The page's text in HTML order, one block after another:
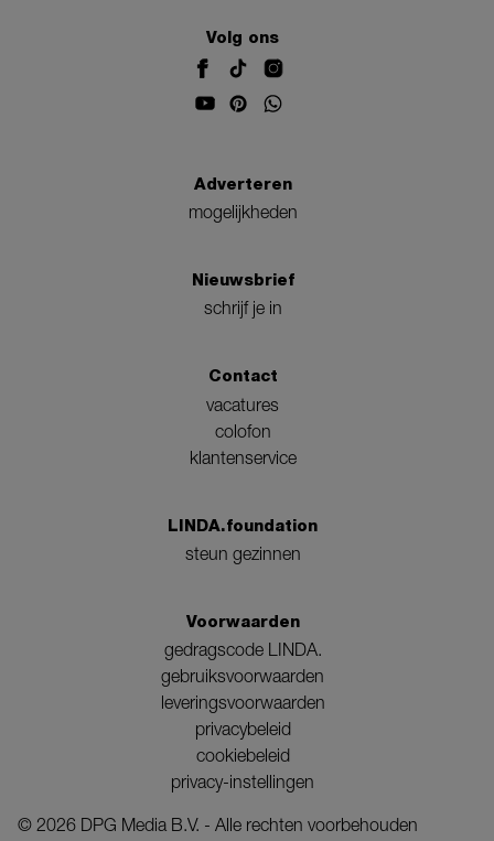
Volg ons
Adverteren
mogelijkheden
Nieuwsbrief
schrijf je in
Contact
vacatures
colofon
klantenservice
LINDA.foundation
steun gezinnen
Voorwaarden
gedragscode LINDA.
gebruiksvoorwaarden
leveringsvoorwaarden
privacybeleid
cookiebeleid
privacy-instellingen
© 2026 DPG Media B.V. - Alle rechten voorbehouden